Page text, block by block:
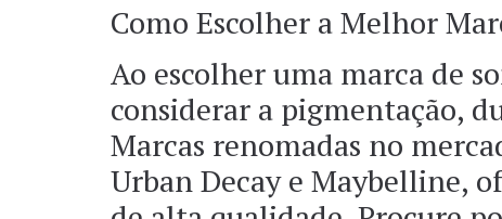
Como Escolher a Melhor
Ao escolher uma marca de
considerar a pigmentação,
Marcas renomadas no
Urban Decay e Maybelline,